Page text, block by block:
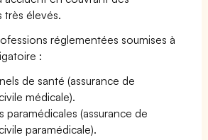
très élevés.
réglementées soumises à
:
de santé (assurance de
médicale).
paramédicales (assurance de
paramédicale).